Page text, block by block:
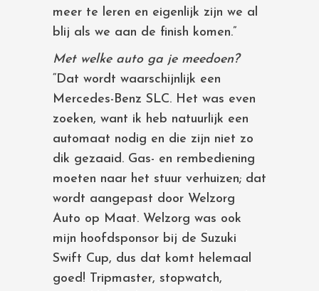
meer te leren en eigenlijk zijn we al
blij als we aan de finish komen.”
Met welke auto ga je meedoen?
“Dat wordt waarschijnlijk een
Mercedes-Benz SLC. Het was even
zoeken, want ik heb natuurlijk een
automaat nodig en die zijn niet zo
dik gezaaid. Gas- en rembediening
moeten naar het stuur verhuizen; dat
wordt aangepast door Welzorg
Auto op Maat. Welzorg was ook
mijn hoofdsponsor bij de Suzuki
Swift Cup, dus dat komt helemaal
goed! Tripmaster, stopwatch,